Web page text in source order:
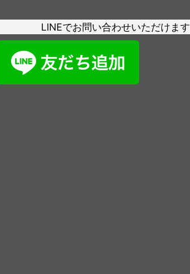
LINEでお問い合わせいただけます